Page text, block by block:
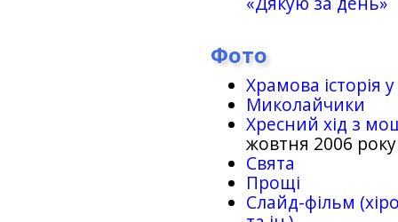
Фото
Храмова історія
Миколайчики
Хресний хід з
жовтня 2006 року
Свята
Прощі
Слайд-фільм